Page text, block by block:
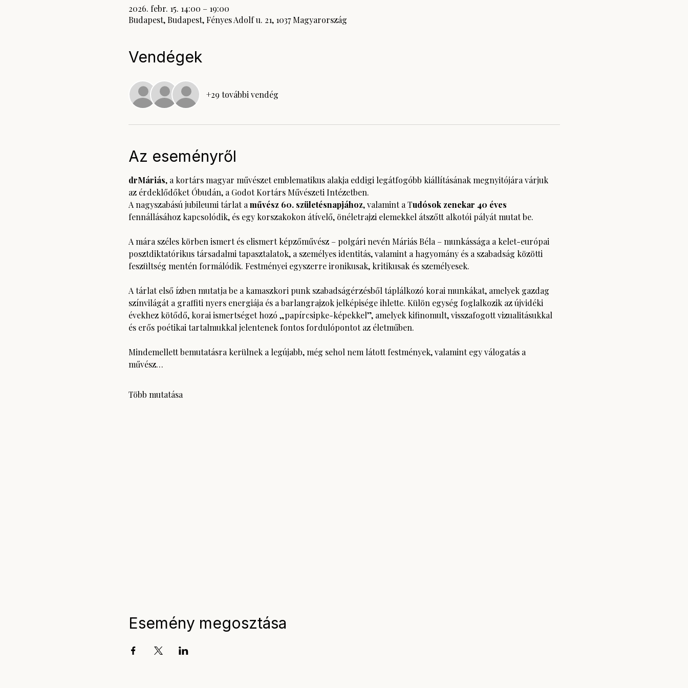
2026. febr. 15. 14:00 – 19:00
Budapest, Budapest, Fényes Adolf u. 21, 1037 Magyarország
Vendégek
+29 további vendég
Az eseményről
drMáriás, a kortárs magyar művészet emblematikus alakja eddigi legátfogóbb kiállításának megnyitójára várjuk
az érdeklődőket Óbudán, a Godot Kortárs Művészeti Intézetben.
A nagyszabású jubileumi tárlat a művész 60. születésnapjához, valamint a Tudósok zenekar 40 éves
fennállásához kapcsolódik, és egy korszakokon átívelő, önéletrajzi elemekkel átszőtt alkotói pályát mutat be.
A mára széles körben ismert és elismert képzőművész – polgári nevén Máriás Béla – munkássága a kelet-európai
posztdiktatórikus társadalmi tapasztalatok, a személyes identitás, valamint a hagyomány és a szabadság közötti
feszültség mentén formálódik. Festményei egyszerre ironikusak, kritikusak és személyesek.
A tárlat első ízben mutatja be a kamaszkori punk szabadságérzésből táplálkozó korai munkákat, amelyek gazdag
színvilágát a graffiti nyers energiája és a barlangrajzok jelképisége ihlette. Külön egység foglalkozik az újvidéki
évekhez kötődő, korai ismertséget hozó „papírcsipke-képekkel”, amelyek kifinomult, visszafogott vizualitásukkal
és erős poétikai tartalmukkal jelentenek fontos fordulópontot az életműben.
Mindemellett bemutatásra kerülnek a legújabb, még sehol nem látott festmények, valamint egy válogatás a
művész…
Több mutatása
Esemény megosztása